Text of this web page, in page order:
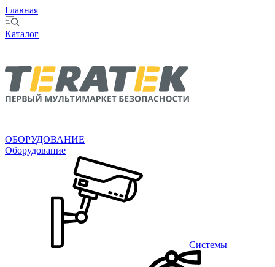
Главная
Каталог
ОБОРУДОВАНИЕ
Оборудование
Системы